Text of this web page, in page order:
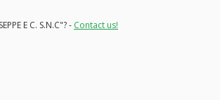
E C. S.N.C"? - Contact us!